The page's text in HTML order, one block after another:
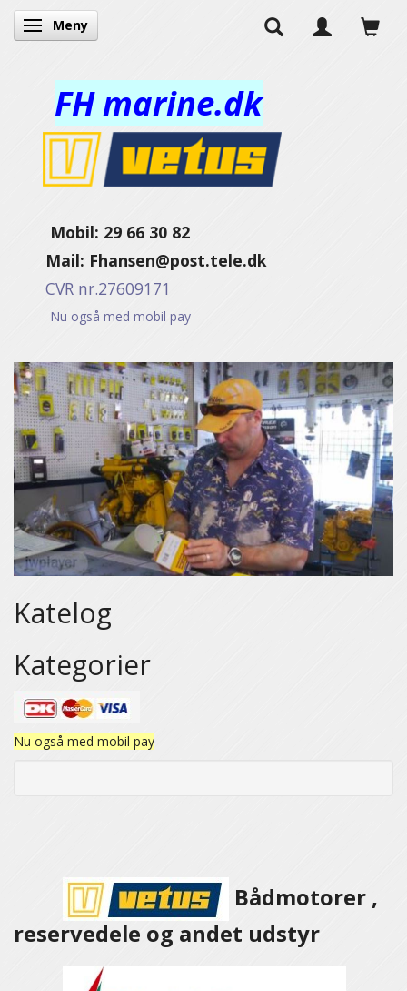
Veksle navigasjon
Meny
FH marine.dk
Mobil: 29 66 30 82
Mail: Fhansen@post.tele.dk
CVR nr.27609171
Nu også med mobil pay
Katelog
Kategorier
Nu også med mobil pay
Bådmotorer ,
reservedele og andet udstyr